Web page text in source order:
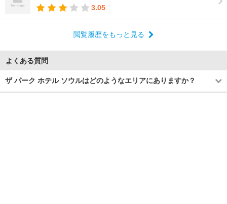
3.05
閲覧履歴をもっと見る
よくある質問
ザ パーク ホテル ソウルはどのようなエリアにありますか？